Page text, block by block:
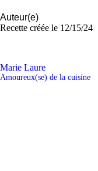
Auteur(e)
Recette créée le 12/15/24
Marie Laure
Amoureux(se) de la cuisine